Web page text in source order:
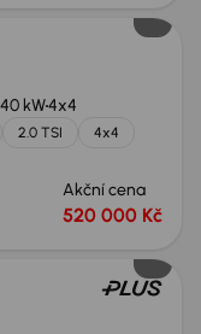
kW4x4
2.0 TSI
4x4
Akční cena
520 000 Kč